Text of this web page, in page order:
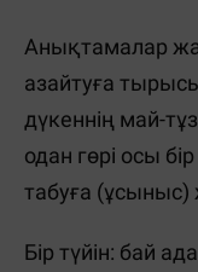
Анықтамалар
азайтуға
дүкеннің май-
одан гөрі осы
табуға (ұсыныс)
Бір түйін: бай